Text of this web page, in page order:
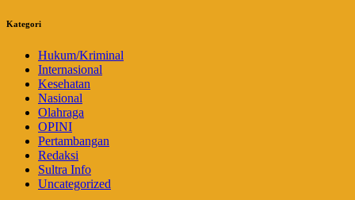
Kategori
Hukum/Kriminal
Internasional
Kesehatan
Nasional
Olahraga
OPINI
Pertambangan
Redaksi
Sultra Info
Uncategorized